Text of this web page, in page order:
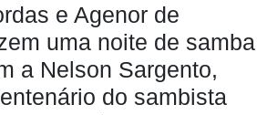
e Agenor de
uma noite de samba
a Nelson Sargento,
do sambista